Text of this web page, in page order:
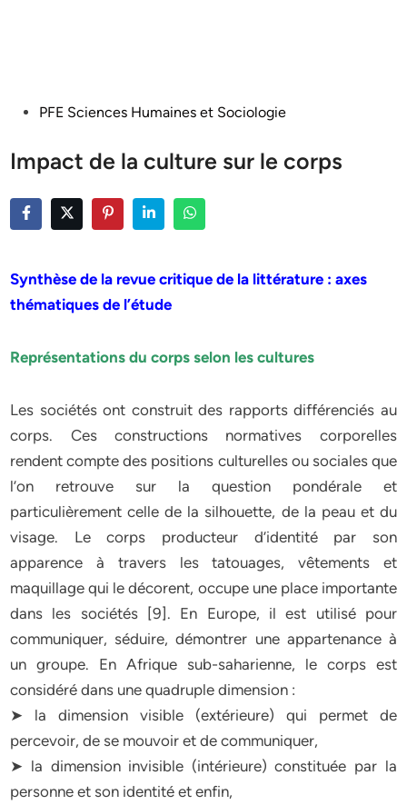
PostedPFE Sciences Humaines et Sociologie
Impact de la culture sur le corps
Synthèse de la revue critique de la littérature : axes
thématiques de l’étude
Représentations du corps selon les cultures
Les sociétés ont construit des rapports différenciés au
corps. Ces constructions normatives corporelles
rendent compte des positions culturelles ou sociales que
l’on retrouve sur la question pondérale et
particulièrement celle de la silhouette, de la peau et du
visage. Le corps producteur d’identité par son
apparence à travers les tatouages, vêtements et
maquillage qui le décorent, occupe une place importante
dans les sociétés [9]. En Europe, il est utilisé pour
communiquer, séduire, démontrer une appartenance à
un groupe. En Afrique sub-saharienne, le corps est
considéré dans une quadruple dimension :
➤ la dimension visible (extérieure) qui permet de
percevoir, de se mouvoir et de communiquer,
➤ la dimension invisible (intérieure) constituée par la
personne et son identité et enfin,